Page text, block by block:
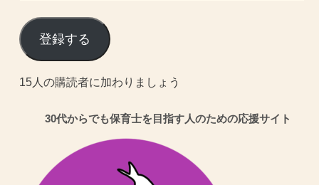
ル
ア
ド
登録する
15人の購読者に加わりましょう
30代からでも保育士を目指す人のための応援サイト